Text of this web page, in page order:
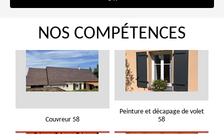
NOS COMPÉTENCES
Couvreur 58
Peinture et décapage de volet
58